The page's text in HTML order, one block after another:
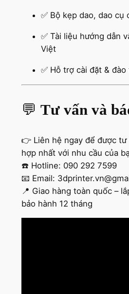
✅ Bộ kẹp dao, dao cụ
✅ Tài liệu hướng dẫn
Việt
✅ Hỗ trợ cài đặt &
💬 Tư vấn và
👉 Liên hệ ngay để được tư
hợp nhất với nhu cầu của
☎️ Hotline: 090 292 7599
📧 Email:
📍 Giao hàng toàn quốc –
bảo hành 12 tháng